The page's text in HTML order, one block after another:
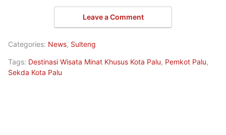
Leave a Comment
Categories: News, Sulteng
Tags: Destinasi Wisata Minat Khusus Kota Palu, Pemkot Palu,
Sekda Kota Palu